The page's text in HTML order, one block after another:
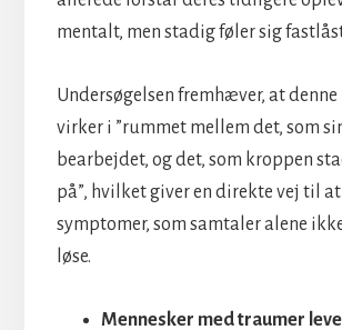
mentalt, men stadig føler sig
Undersøgelsen fremhæver, at denne
virker i ”rummet mellem det, som
bearbejdet, og det, som kroppen
på”, hvilket giver en direkte vej til
symptomer, som samtaler alene
løse.
Mennesker med traumer